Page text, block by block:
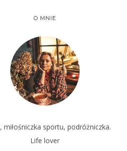
O MNIE
miłośniczka sportu, podróżniczka.
Life lover